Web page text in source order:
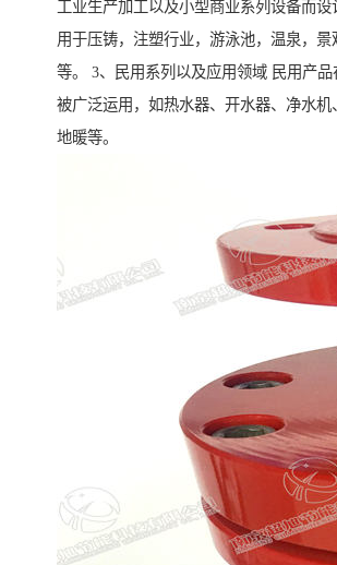
工业生产加工以及小型商业系列设备而设
用于压铸，注塑行业，游泳池，温泉，景
等。 3、民用系列以及应用领域 民用产品
被广泛运用，如热水器、开水器、净水机
地暖等。